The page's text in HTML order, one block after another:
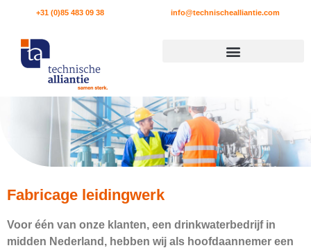
+31 (0)85 483 09 38 info@technischealliantie.com
Fabricage leidingwerk
Voor één van onze klanten, een drinkwaterbedrijf in
midden Nederland, hebben wij als hoofdaannemer een